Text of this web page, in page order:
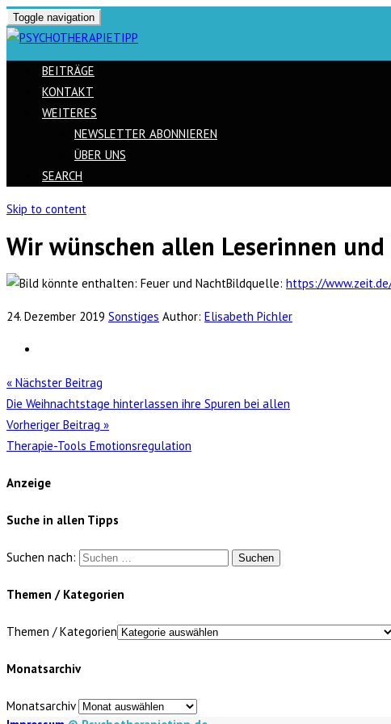
Toggle navigation
BEITRÄGE
KONTAKT
WEITERES
NEWSLETTER ABONNIEREN
ÜBER UNS
SEARCH
Skip to content
Wir wünschen allen Leserinnen
Bildquelle: https://
24. Dezember 2019 Sonstiges Author: Elisabeth Pichler
« Nächster Beitrag
Die Weihnachtstage hinterlassen ihre Spuren bei allen
Vorheriger Beitrag »
Therapie-Tools Emotionsregulation
Anzeige
Suche in allen Tipps
Suchen nach:
Themen / Kategorien
Themen / Kategorien
Monatsarchiv
Monatsarchiv